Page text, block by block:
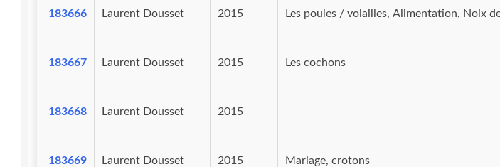
183666 Laurent Dousset 2015 Les poules / volailles, Alimentation, Noix
183667 Laurent Dousset 2015 Les cochons
183668 Laurent Dousset 2015
183669 Laurent Dousset 2015 Mariage, crotons